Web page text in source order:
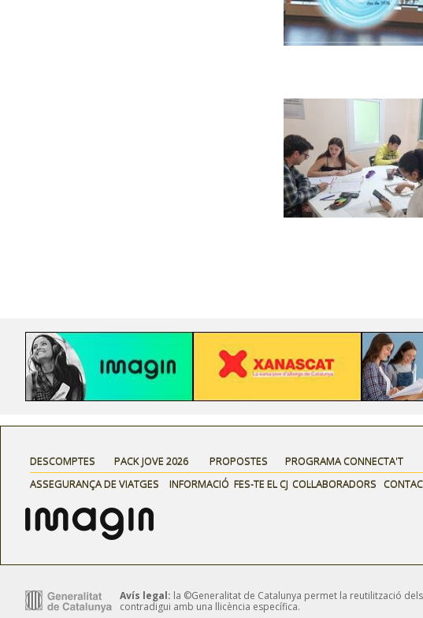
DESCOMPTES PACK JOVE 2026 PROPOSTES
PROGRAMA CONNECTA'T
ASSEGURANÇA DE VIATGES
INFORMACIÓ FES-TE EL CJ COL·LABORADORS
Avís legal: la ©Generalitat de Catalunya permet la reutilització
contradigui amb una llicència específica.